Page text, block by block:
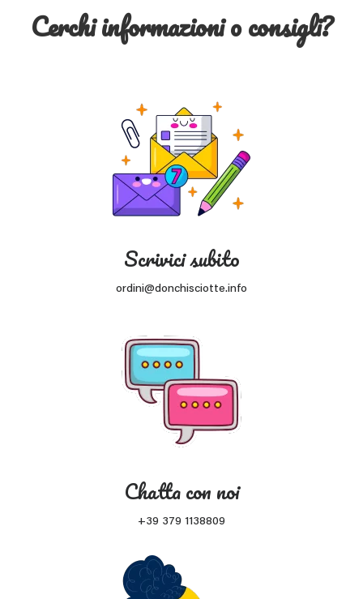
Cerchi informazioni o consigli?
Scrivici subito
ordini@donchisciotte.info
Chatta con noi
+39 379 1138809